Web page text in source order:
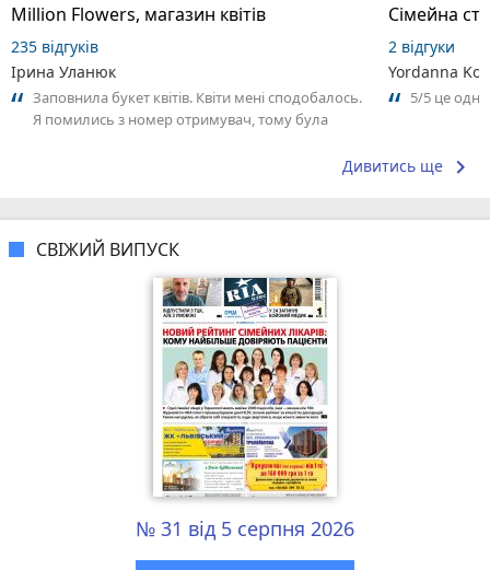
Million Flowers, магазин квітів
235 відгуків
Ірина Уланюк
Заповнила букет квітів. Квіти мені сподобалось.
Я помились з номер отримувач, тому була
Сімейна
2 відгуки
Yordanna
5/5 це
Дивитись ще keyboard_arrow_right
СВІЖИЙ ВИПУСК
№ 31 від 5 серпня 2026